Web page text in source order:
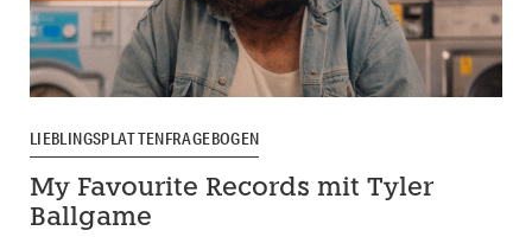
LIEBLINGSPLATTENFRAGEBOGEN
My Favourite Records mit Tyler
Ballgame